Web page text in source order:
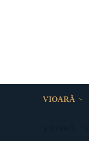
VIOARĂ